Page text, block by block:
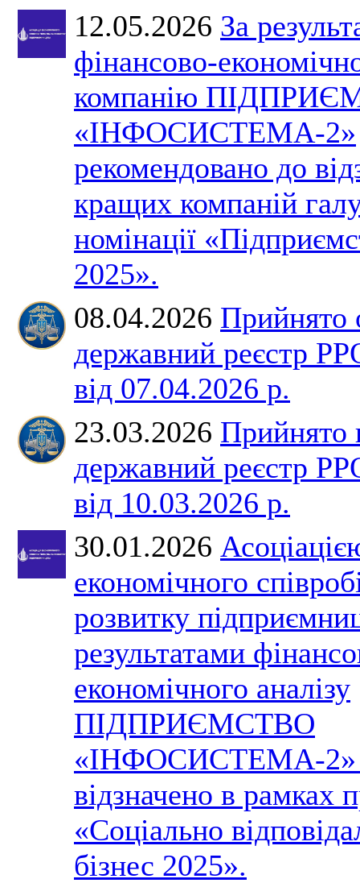
12.05.2026 За
фінансово-
компанію
«ІНФОСИСТЕМА-2»
рекомендовано до
кращих компаній
номінації
2025».
08.04.2026 Прийнято
державний реєстр
від 07.04.2026 р.
23.03.2026 Прийнято
державний реєстр
від 10.03.2026 р.
30.01.2026
економічного
розвитку
результатами
економічного аналізу
ПІДПРИЄМСТВО
«ІНФОСИСТЕМА-2»
відзначено в рамках
«Соціально
бізнес 2025».